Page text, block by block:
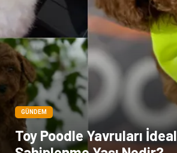
GÜNDEM
Toy Poodle Yavruları İdeal